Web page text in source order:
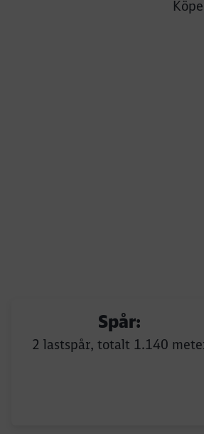
Spår:
2 lastspår, totalt 1.140